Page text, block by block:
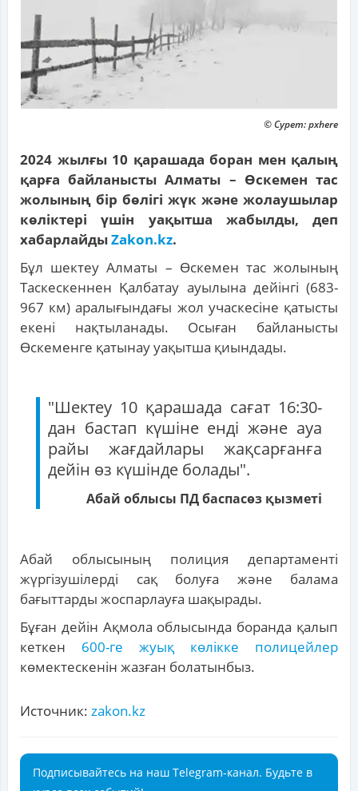
© Сурет: pxhere
2024 жылғы 10 қарашада боран мен қалың
қарға байланысты Алматы – Өскемен тас
жолының бір бөлігі жүк және жолаушылар
көліктері үшін уақытша жабылды, деп
хабарлайдыZakon.kz.
Бұл шектеу Алматы – Өскемен тас жолының
Таскескеннен Қалбатау ауылына дейінгі (683-
967 км) аралығындағы жол учаскесіне қатысты
екені нақтыланады. Осыған байланысты
Өскеменге қатынау уақытша қиындады.
"Шектеу 10 қарашада сағат 16:30-
дан бастап күшіне енді және ауа
райы жағдайлары жақсарғанға
дейін өз күшінде болады".
Абай облысы ПД баспасөз қызметі
Абай облысының полиция департаменті
жүргізушілерді сақ болуға және балама
бағыттарды жоспарлауға шақырады.
Бұған дейін Ақмола облысында боранда қалып
кеткен 600-ге жуық көлікке полицейлер
көмектескенін жазған болатынбыз.
Источник: zakon.kz
Подписывайтесь на наш Telegram-канал. Будьте в